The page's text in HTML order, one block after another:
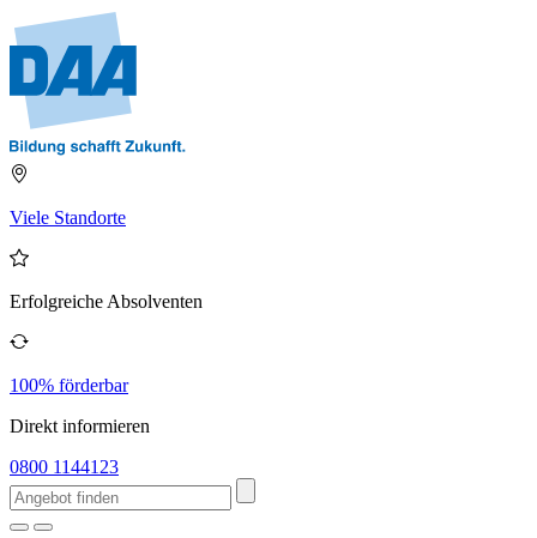
Viele Standorte
Erfolgreiche Absolventen
100% förderbar
Direkt informieren
0800 1144123